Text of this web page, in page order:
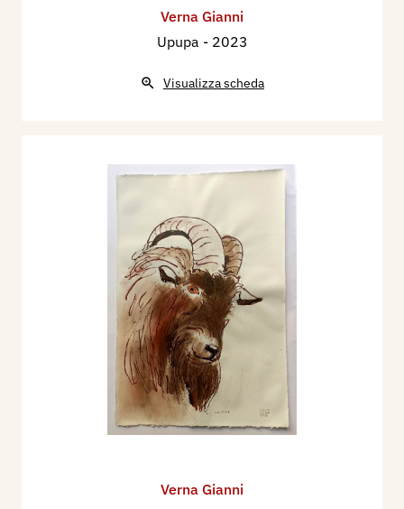
Verna Gianni
Upupa - 2023
Visualizza scheda
Verna Gianni